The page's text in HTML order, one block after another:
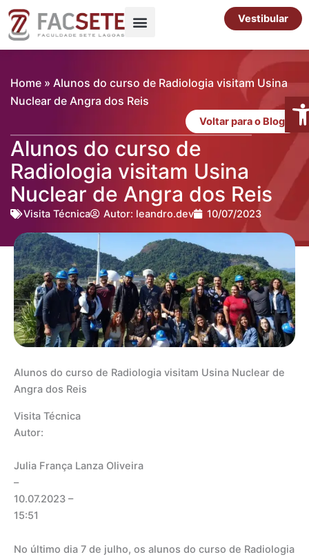
para
Vestibular
Home » Alunos do curso de Radiologia visitam Usina
Nuclear de Angra dos Reis
Voltar para o Blog
Alunos do curso de
Radiologia visitam Usina
Nuclear de Angra dos Reis
Visita Técnica Autor: leandro.dev 10/07/2023
Alunos do curso de Radiologia visitam Usina Nuclear de
Angra dos Reis
Visita Técnica
Autor:
Julia França Lanza Oliveira
–
10.07.2023 –
15:51
No último dia 7 de julho, os alunos do curso de Radiologia